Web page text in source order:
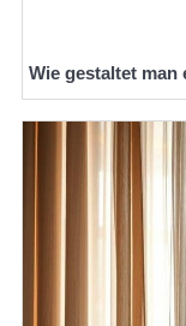
Wie gestaltet